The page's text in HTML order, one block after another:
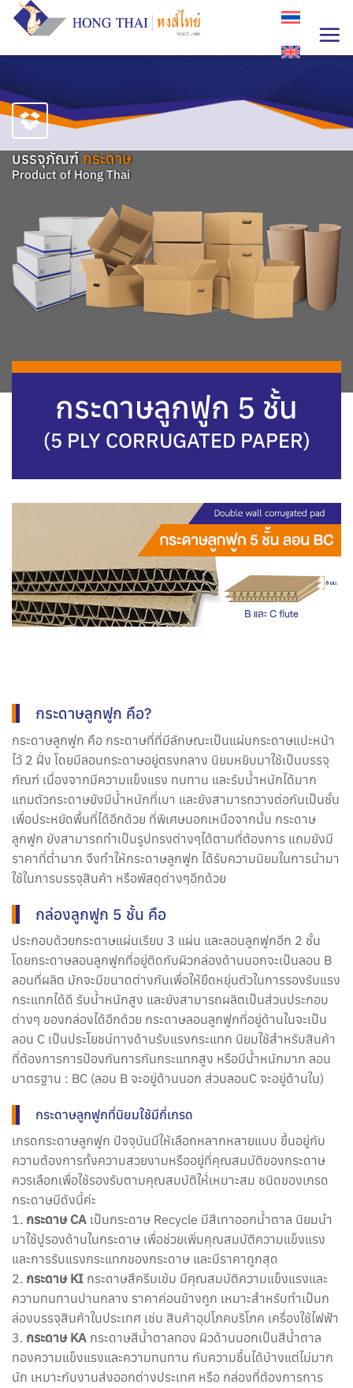
Skip
บรรจุภัณฑ์ กระดาษ
Product of Hong Thai
กระดาษลูกฟูก 5 ชั้น
(5 PLY CORRUGATED PAPER)
กระดาษลูกฟูก คือ?
กระดาษลูกฟูก คือ กระดาษที่ที่มีลักษณะเป็นแผ่นกระดาษแปะหน้า
ไว้ 2 ฝั่ง โดยมีลอนกระดาษอยู่ตรงกลาง นิยมหยิบมาใช้เป็นบรรจุ
ภัณฑ์ เนื่องจากมีความแข็งแรง ทนทาน และรับน้ำหนักได้มาก
แถมตัวกระดาษยังมีน้ำหนักที่เบา และยังสามารถวางต่อกันเป็นชั้น
เพื่อประหยัดพื้นที่ได้อีกด้วย ที่พิเศษนอกเหนือจากนั้น กระดาษ
ลูกฟูก ยังสามารถทำเป็นรูปทรงต่างๆได้ตามที่ต้องการ แถมยังมี
ราคาที่ต่ำมาก จึงทำให้กระดาษลูกฟูก ได้รับความนิยมในการนำมา
ใช้ในการบรรจุสินค้า หรือพัสดุต่างๆอีกด้วย
กล่องลูกฟูก 5 ชั้น คือ
ประกอบด้วยกระดาษแผ่นเรียบ 3 แผ่น และลอนลูกฟูกอีก 2 ชั้น
โดยกระดาษลอนลูกฟูกที่อยู่ติดกับผิวกล่องด้านนอกจะเป็นลอน B
ลอนที่ผลิต มักจะมีขนาดต่างกันเพื่อให้ยืดหยุ่นตัวในการรองรับแรง
กระแทกได้ดี รับน้ำหนักสูง และยังสามารถผลิตเป็นส่วนประกอบ
ต่างๆ ของกล่องได้อีกด้วย กระดาษลอนลูกฟูกที่อยู่ด้านในจะเป็น
ลอน C เป็นประโยชน์ทางด้านรับแรงกระแทก นิยมใช้สำหรับสินค้า
ที่ต้องการการป้องกันการกันกระแทกสูง หรือมีน้ำหนักมาก ลอน
มาตรฐาน : BC (ลอน B จะอยู่ด้านนอก ส่วนลอนC จะอยู่ด้านใน)
กระดาษลูกฟูกที่นิยมใช้มีกี่เกรด
เกรดกระดาษลูกฟูก ปัจจุบันมีให้เลือกหลากหลายแบบ ขึ้นอยู่กับ
ความต้องการทั้งความสวยงามหรืออยู่ที่คุณสมบัติของกระดาษ
ควรเลือกเพื่อใช้รองรับตามคุณสมบัติให้่เหมาะสม ชนิดของเกรด
กระดาษมีดังนี้ค่ะ
1. กระดาษ CA เป็นกระดาษ Recycle มีสีเทาออกน้ำตาล นิยมนำ
มาใช้ปูรองด้านในกระดาษ เพื่อช่วยเพิ่มคุณสมบัติความแข็งแรง
และการรับแรงกระแทกของกระดาษ และมีราคาถูกสุด
2. กระดาษ KI กระดาษสีครีมเข้ม มีคุณสมบัติความแข็งแรงและ
ความทนทานปานกลาง ราคาค่อนข้างถูก เหมาะสำหรับทำเป็นก
ล่องบรรจุสินค้าในประเทศ เช่น สินค้าอุปโภคบริโภค เครื่องใช้ไฟฟ้า
3. กระดาษ KA กระดาษสีน้ำตาลทอง ผิวด้านนอกเป็นสีน้ำตาล
ทองความแข็งแรงและความทนทาน กันความชื้นได้บ้างแต่ไม่มาก
นัก เหมาะกับงานส่งออกต่างประเทศ หรือ กล่องที่ต้องการการ